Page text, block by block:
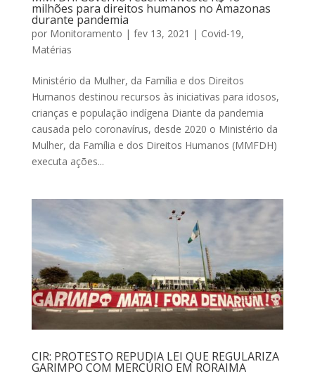
milhões para direitos humanos no Amazonas
durante pandemia
por Monitoramento | fev 13, 2021 | Covid-19,
Matérias
Ministério da Mulher, da Família e dos Direitos
Humanos destinou recursos às iniciativas para idosos,
crianças e população indígena Diante da pandemia
causada pelo coronavírus, desde 2020 o Ministério da
Mulher, da Família e dos Direitos Humanos (MMFDH)
executa ações...
CIR: PROTESTO REPUDIA LEI QUE REGULARIZA
GARIMPO COM MERCÚRIO EM RORAIMA